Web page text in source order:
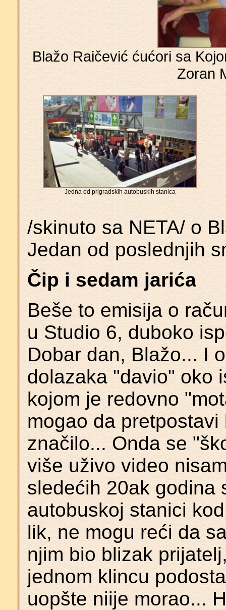
Blažo Raičević ćućori sa
Zoran
Jedna od prigradskih autobuskih stanica
/skinuto sa NETA/ o
Jedan od poslednjih
Čip i sedam jarića
Beše to emisija o
u Studio 6, duboko
Dobar dan, Blažo... I
dolazaka "davio" oko
kojom je redovno
mogao da
značilo... Onda se
više uživo video
sledećih 20ak godina
autobuskoj stanici
lik, ne mogu reći da
njim bio blizak
jednom klincu
uopšte niije morao...